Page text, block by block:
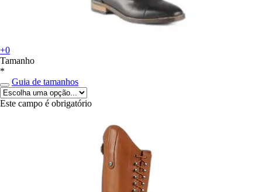
+0
Tamanho
*
Guia de tamanhos
Este campo é obrigatório